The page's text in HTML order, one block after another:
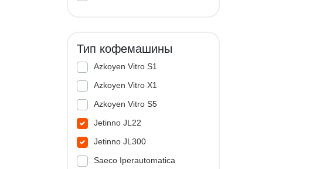
Тип кофемашины
Azkoyen Vitro S1
Azkoyen Vitro X1
Azkoyen Vitro S5
Jetinno JL22
Jetinno JL300
Saeco Iperautomatica